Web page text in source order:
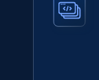
about us,